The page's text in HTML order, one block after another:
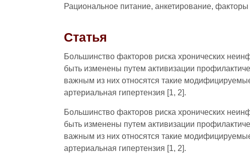
Рациональное питание, анкетирование,
Статья
Большинство факторов риска хронических
быть изменены путем активизации
важным из них относятся такие
артериальная гипертензия [1, 2].
Большинство факторов риска хронических
быть изменены путем активизации
важным из них относятся такие
артериальная гипертензия [1, 2].